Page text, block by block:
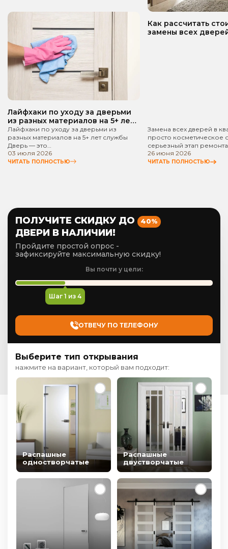
Лайфхаки по уходу за дверьми
из разных материалов на 5+ лет
службы
Лайфхаки по уходу за дверьми из
разных материалов на 5+ лет службы
Дверь — это…
03 июля 2026
ЧИТАТЬ ПОЛНОСТЬЮ
Как рассчитать
замены всех
Замена всех дверей в
просто косметическое
серьезный этап
26 июня 2026
ЧИТАТЬ ПОЛНОСТЬЮ
ПОЛУЧИТЕ СКИДКУ ДО 40%
ДВЕРИ В НАЛИЧИИ!
Пройдите простой опрос -
зафиксируйте максимальную скидку!
Вы почти у цели:
Шаг 1 из 4
ОТВЕЧУ ПО ТЕЛЕФОНУ
Выберите тип открывания
нажмите на вариант, который вам подходит:
Распашные
одностворчатые
Распашные
двустворчатые